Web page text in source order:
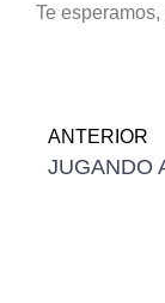
Te esperamos,
ANTERIOR